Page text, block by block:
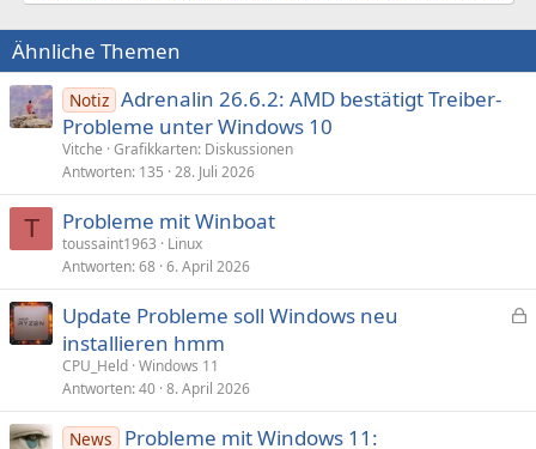
Ähnliche Themen
Notiz Adrenalin 26.6.2: AMD bestätigt Treiber-
Probleme unter Windows 10
Vitche Grafikkarten: Diskussionen
Antworten 135 28. Juli 2026
T Probleme mit Winboat
toussaint1963
Linux
Antworten 68 6. April 2026
e
Update Probleme soll Windows neu
installieren hmm
CPU_Held Windows 11
Antworten 40 8. April 2026
News
Probleme mit Windows 11: